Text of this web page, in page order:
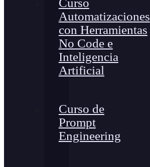
Curso
Automatizaciones
con Herramientas
No Code e
Inteligencia
Artificial
Curso de
Prompt
Engineering